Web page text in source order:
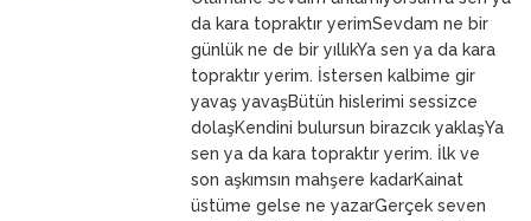
ANNEMda kara topraktır yerimSevdam ne bir
günlük ne de bir yıllıkYa sen ya da kara
topraktır yerim. İstersen kalbime gir
yavaş yavaşBütün hislerimi sessizce
dolaşKendini bulursun birazcık yaklaşYa
sen ya da kara topraktır yerim. İlk ve
son aşkımsın mahşere kadarKainat
üstüme gelse ne yazarGerçek seven